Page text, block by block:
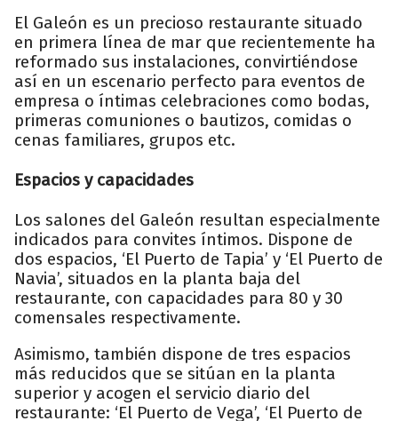
El Galeón es un precioso restaurante situado
en primera línea de mar que recientemente ha
reformado sus instalaciones, convirtiéndose
así en un escenario perfecto para eventos de
empresa o íntimas celebraciones como bodas,
primeras comuniones o bautizos, comidas o
cenas familiares, grupos etc.
Espacios y capacidades
Los salones del Galeón resultan especialmente
indicados para convites íntimos. Dispone de
dos espacios, ‘El Puerto de Tapia’ y ‘El Puerto de
Navia’, situados en la planta baja del
restaurante, con capacidades para 80 y 30
comensales respectivamente.
Asimismo, también dispone de tres espacios
más reducidos que se sitúan en la planta
superior y acogen el servicio diario del
restaurante: ‘El Puerto de Vega’, ‘El Puerto de